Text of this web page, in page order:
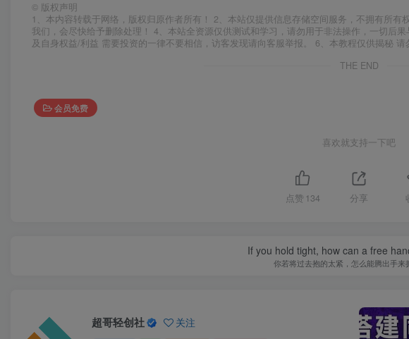
© 版权声明
1、本内容转载于网络，版权归原作者所有！ 2、本站仅提供信息存储空间服务，不拥有所
我们，会尽快给予删除处理！ 4、本站全资源仅供测试和学习，请勿用于非法操作，一切后
及自身权益/利益 需要投资的一律不要相信，访客发现请向客服举报。 6、本教程仅供揭秘
THE END
会员免费
喜欢就支持一下吧
点赞 134 分享
If you hold tight, how can a free
你若将过去抱的太紧，怎么能腾出手来
超哥轻创社 关注